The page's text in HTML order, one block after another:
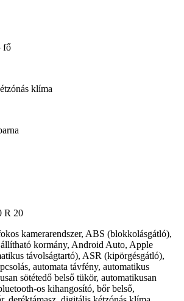
fő
klíma
R 20
kamerarendszer, ABS (blokkolásgátló),
kormány, Android Auto, Apple
távolságtartó), ASR (kipörgésgátló),
automata távfény, automatikus
sötétedő belső tükör, automatikusan
os kihangosító, bőr belső,